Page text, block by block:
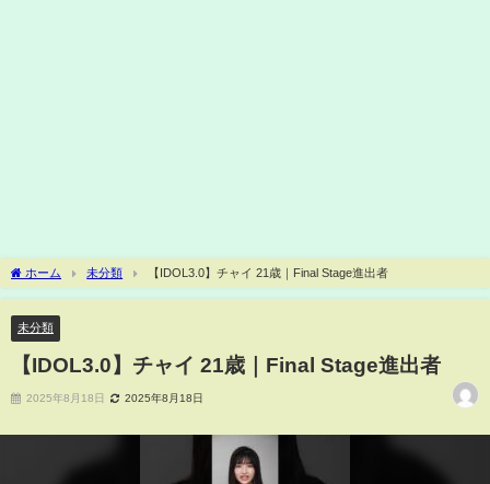
ホーム 未分類 【IDOL3.0】チャイ 21歳｜Final Stage進出者
未分類
【IDOL3.0】チャイ 21歳｜Final Stage進出者
2025年8月18日 2025年8月18日